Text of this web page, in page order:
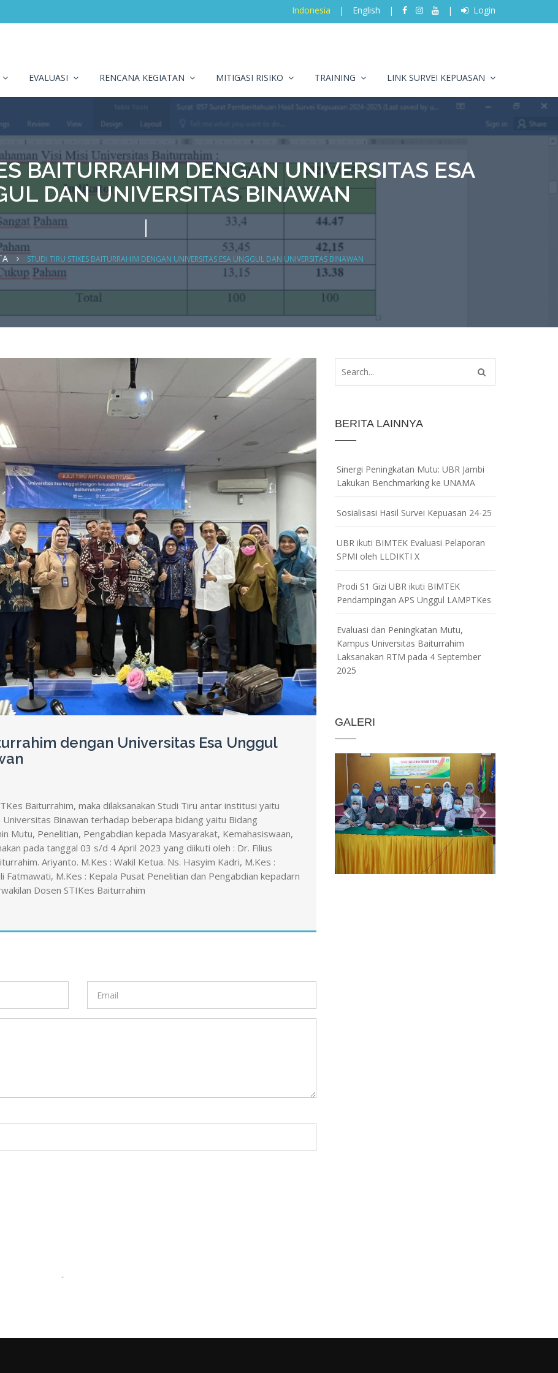
Indonesia | English | | Login
EVALUASI RENCANA KEGIATAN MITIGASI RISIKO TRAINING LINK SURVEI KEPUASAN
BAITURRAHIM DENGAN UNIVERSITAS ESA
DAN UNIVERSITAS BINAWAN
STUDI TIRU STIKES BAITURRAHIM DENGAN UNIVERSITAS ESA UNGGUL DAN UNIVERSITAS BINAWAN
dengan Universitas Esa Unggul
Baiturrahim, maka dilaksanakan Studi Tiru antar institusi yaitu
Binawan terhadap beberapa bidang yaitu Bidang
Mutu, Penelitian, Pengabdian kepada Masyarakat, Kemahasiswaan,
pada tanggal 03 s/d 4 April 2023 yang diikuti oleh : Dr. Filius
Ariyanto. M.Kes : Wakil Ketua. Ns. Hasyim Kadri, M.Kes :
Fatmawati, M.Kes : Kepala Pusat Penelitian dan Pengabdian kepadarn
Dosen STIKes Baiturrahim
BERITA LAINNYA
Sinergi Peningkatan Mutu: UBR Jambi
Lakukan Benchmarking ke UNAMA
Sosialisasi Hasil Survei Kepuasan 24-25
UBR ikuti BIMTEK Evaluasi Pelaporan
SPMI oleh LLDIKTI X
Prodi S1 Gizi UBR ikuti BIMTEK
Pendampingan APS Unggul LAMPTKes
Evaluasi dan Peningkatan Mutu,
Kampus Universitas Baiturrahim
Laksanakan RTM pada 4 September
2025
GALERI
Previous Next